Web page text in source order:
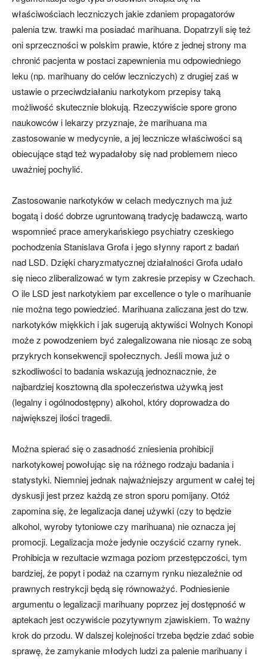
właściwościach leczniczych jakie zdaniem propagatorów
palenia tzw. trawki ma posiadać marihuana. Dopatrzyli się też
oni sprzeczności w polskim prawie, które z jednej strony ma
chronić pacjenta w postaci zapewnienia mu odpowiedniego
leku (np. marihuany do celów leczniczych) z drugiej zaś w
ustawie o przeciwdziałaniu narkotykom przepisy taką
możliwość skutecznie blokują. Rzeczywiście spore grono
naukowców i lekarzy przyznaje, że marihuana ma
zastosowanie w medycynie, a jej lecznicze właściwości są
obiecujące stąd też wypadałoby się nad problemem nieco
uważniej pochylić.
Zastosowanie narkotyków w celach medycznych ma już
bogatą i dość dobrze ugruntowaną tradycję badawczą, warto
wspomnieć prace amerykańskiego psychiatry czeskiego
pochodzenia Stanislava Grofa i jego słynny raport z badań
nad LSD. Dzięki charyzmatycznej działalności Grofa udało
się nieco zliberalizować w tym zakresie przepisy w Czechach.
O ile LSD jest narkotykiem par excellence o tyle o marihuanie
nie można tego powiedzieć. Marihuana zaliczana jest do tzw.
narkotyków miękkich i jak sugerują aktywiści Wolnych Konopi
może z powodzeniem być zalegalizowana nie niosąc ze sobą
przykrych konsekwencji społecznych. Jeśli mowa już o
szkodliwości to badania wskazują jednoznacznie, że
najbardziej kosztowną dla społeczeństwa używką jest
(legalny i ogólnodostępny) alkohol, który doprowadza do
największej ilości tragedii.
Można spierać się o zasadność zniesienia prohibicji
narkotykowej powołując się na różnego rodzaju badania i
statystyki. Niemniej jednak najważniejszy argument w całej tej
dyskusji jest przez każdą ze stron sporu pomijany. Otóż
zapomina się, że legalizacja danej używki (czy to będzie
alkohol, wyroby tytoniowe czy marihuana) nie oznacza jej
promocji. Legalizacja może jedynie oczyścić czarny rynek.
Prohibicja w rezultacie wzmaga poziom przestępczości, tym
bardziej, że popyt i podaż na czarnym rynku niezależnie od
prawnych restrykcji będą się równoważyć. Podniesienie
argumentu o legalizacji marihuany poprzez jej dostępność w
aptekach jest oczywiście pozytywnym zjawiskiem. To ważny
krok do przodu. W dalszej kolejności trzeba będzie zdać sobie
sprawę, że zamykanie młodych ludzi za palenie marihuany i